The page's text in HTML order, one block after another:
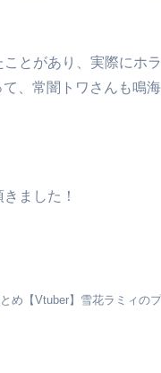
とがあり、実際にホ
、常闇トワさんも鳴
ました！
め【Vtuber】雪花ラミィの